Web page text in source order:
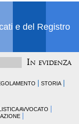
e del Registro
In evidenza
STORIA
AVVOCATO